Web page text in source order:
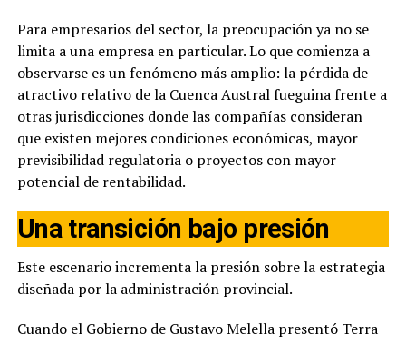
Para empresarios del sector, la preocupación ya no se
limita a una empresa en particular. Lo que comienza a
observarse es un fenómeno más amplio: la pérdida de
atractivo relativo de la Cuenca Austral fueguina frente a
otras jurisdicciones donde las compañías consideran
que existen mejores condiciones económicas, mayor
previsibilidad regulatoria o proyectos con mayor
potencial de rentabilidad.
Una transición bajo presión
Este escenario incrementa la presión sobre la estrategia
diseñada por la administración provincial.
Cuando el Gobierno de Gustavo Melella presentó Terra